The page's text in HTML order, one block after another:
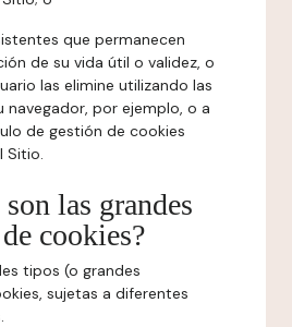
que permanecen
de su vida útil o validez, o
las elimine utilizando las
navegador, por ejemplo, o a
de gestión de cookies
Sitio.
las grandes
cookies?
tipos (o grandes
sujetas a diferentes